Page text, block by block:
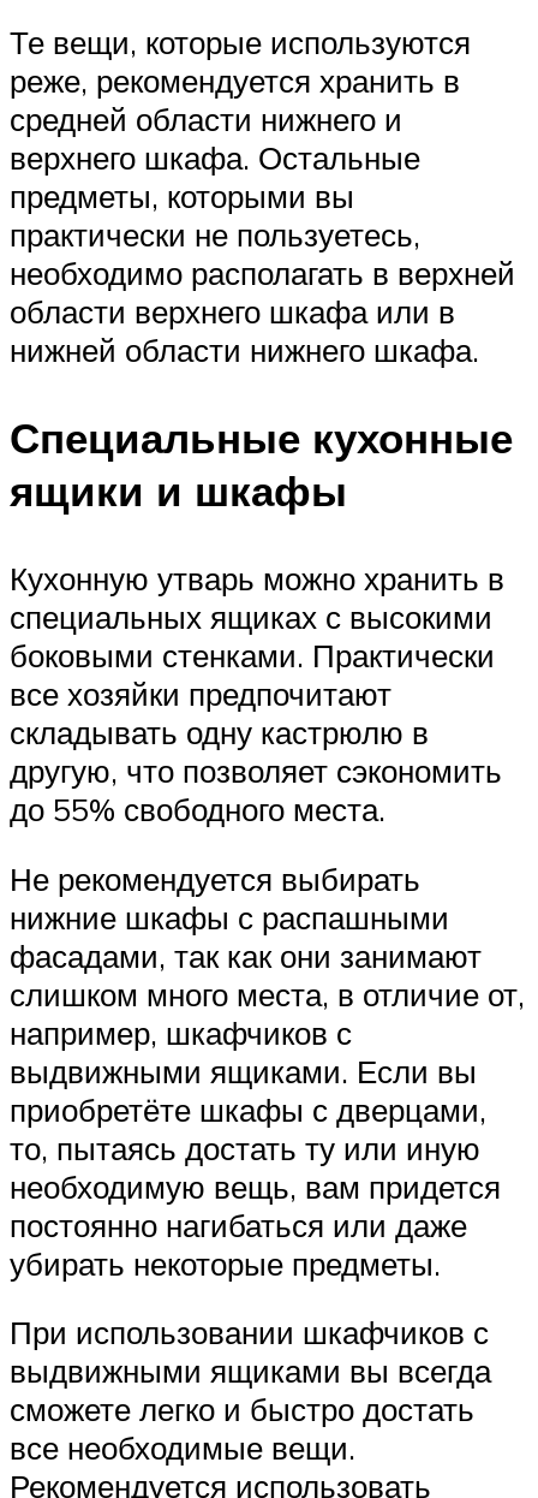
Те вещи, которые используются
реже, рекомендуется хранить в
средней области нижнего и
верхнего шкафа. Остальные
предметы, которыми вы
практически не пользуетесь,
необходимо располагать в верхней
области верхнего шкафа или в
нижней области нижнего шкафа.
Специальные кухонные
ящики и шкафы
Кухонную утварь можно хранить в
специальных ящиках с высокими
боковыми стенками. Практически
все хозяйки предпочитают
складывать одну кастрюлю в
другую, что позволяет сэкономить
до 55% свободного места.
Не рекомендуется выбирать
нижние шкафы с распашными
фасадами, так как они занимают
слишком много места, в отличие от,
например, шкафчиков с
выдвижными ящиками. Если вы
приобретёте шкафы с дверцами,
то, пытаясь достать ту или иную
необходимую вещь, вам придется
постоянно нагибаться или даже
убирать некоторые предметы.
При использовании шкафчиков с
выдвижными ящиками вы всегда
сможете легко и быстро достать
все необходимые вещи.
Рекомендуется использовать